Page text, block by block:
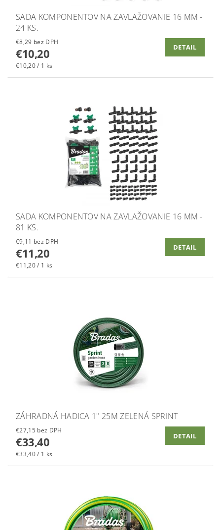
SADA KOMPONENTOV NA ZAVLAŽOVANIE 16 MM -
24 KS.
€8,29 bez DPH
€10,20
€10,20 / 1 ks
DETAIL
SADA KOMPONENTOV NA ZAVLAŽOVANIE 16 MM -
81 KS.
€9,11 bez DPH
€11,20
€11,20 / 1 ks
DETAIL
ZÁHRADNÁ HADICA 1" 25M ZELENÁ SPRINT
€27,15 bez DPH
€33,40
€33,40 / 1 ks
DETAIL